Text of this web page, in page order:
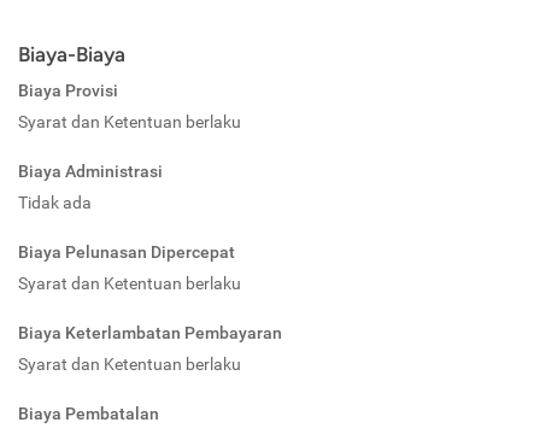
Biaya-Biaya
Biaya Provisi
Syarat dan Ketentuan berlaku
Biaya Administrasi
Tidak ada
Biaya Pelunasan Dipercepat
Syarat dan Ketentuan berlaku
Biaya Keterlambatan Pembayaran
Syarat dan Ketentuan berlaku
Biaya Pembatalan